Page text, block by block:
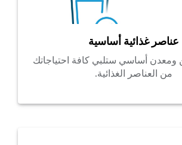
عناصر غذائية أساسية
ومعدن أساسي ستلبي كافة احتياجاتك
من العناصر الغذائية.